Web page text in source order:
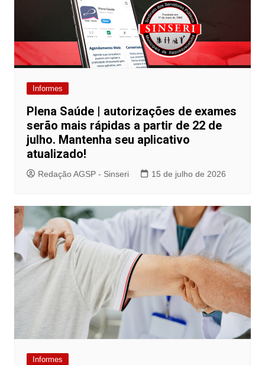
Informes
Plena Saúde | autorizações de exames
serão mais rápidas a partir de 22 de
julho. Mantenha seu aplicativo
atualizado!
Redação AGSP - Sinseri 15 de julho de 2026
Informes